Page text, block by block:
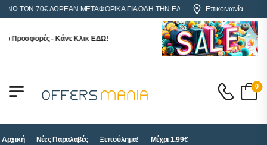
70€ ΔΩΡΕΑΝ ΜΕΤΑΦΟΡΙΚΑ ΓΙΑ ΟΛΗ ΤΗΝ ΕΛΛΑΔΑ Επικοινωνία
- Κάνε Κλικ ΕΔΩ!
0
Αρχική Νέες Παραλαβές Ξεπούλημα! Μέχρι 1.99€